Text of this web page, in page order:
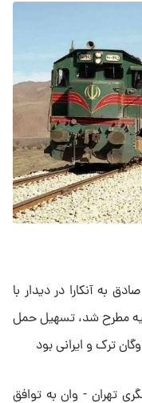
به آنکارا در دیدار با
مطرح شد، تسهیل حمل
ترک و ایرانی بود
تهران - وان به توافق